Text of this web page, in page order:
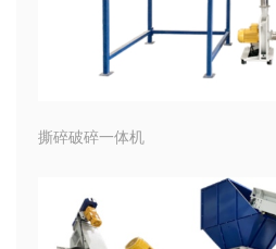
撕碎破碎一体机